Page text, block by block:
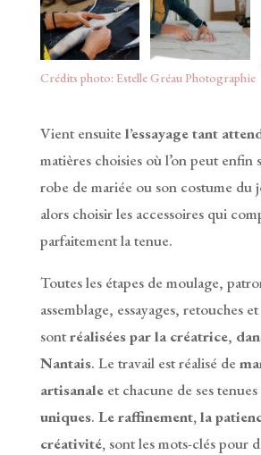
Crédits photo: Estelle Gréau Photographie
Vient ensuite l’essayage tant
matières choisies où l’on peut enfin
robe de mariée ou son costume du
alors choisir les accessoires qui
parfaitement la tenue.
Toutes les étapes de moulage,
assemblage, essayages, retouches
sontréalisées par la créatrice,
Nantais. Le travail est réalisé de
artisanale et chacune de ses
uniques. Le raffinement, la
créativité,sont les mots-clés pour